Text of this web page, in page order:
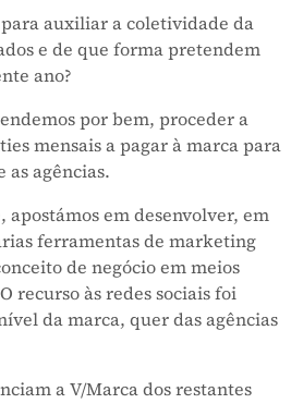
auxiliar a coletividade da
e de que forma pretendem
ano?
por bem, proceder a
mensais a pagar à marca para
agências.
em desenvolver, em
ferramentas de marketing
de negócio em meios
recurso às redes sociais foi
da marca, quer das agências
a V/Marca dos restantes